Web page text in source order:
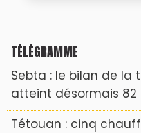
TÉLÉGRAMME
Sebta : le bilan de
atteint désormais 82
Tétouan : cinq